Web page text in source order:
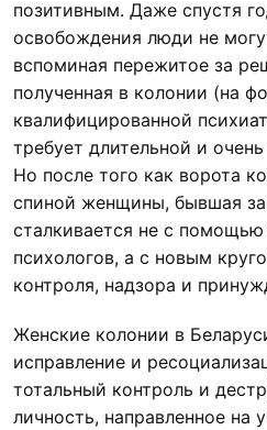
позитивным. Даже спустя
освобождения люди не
вспоминая пережитое за
полученная в колонии (на
квалифицированной
требует длительной и
Но после того как ворота
спиной женщины, бывшая
сталкивается не с
психологов, а с новым
контроля, надзора и
Женские колонии в
исправление и
тотальный контроль и
личность, направленное на